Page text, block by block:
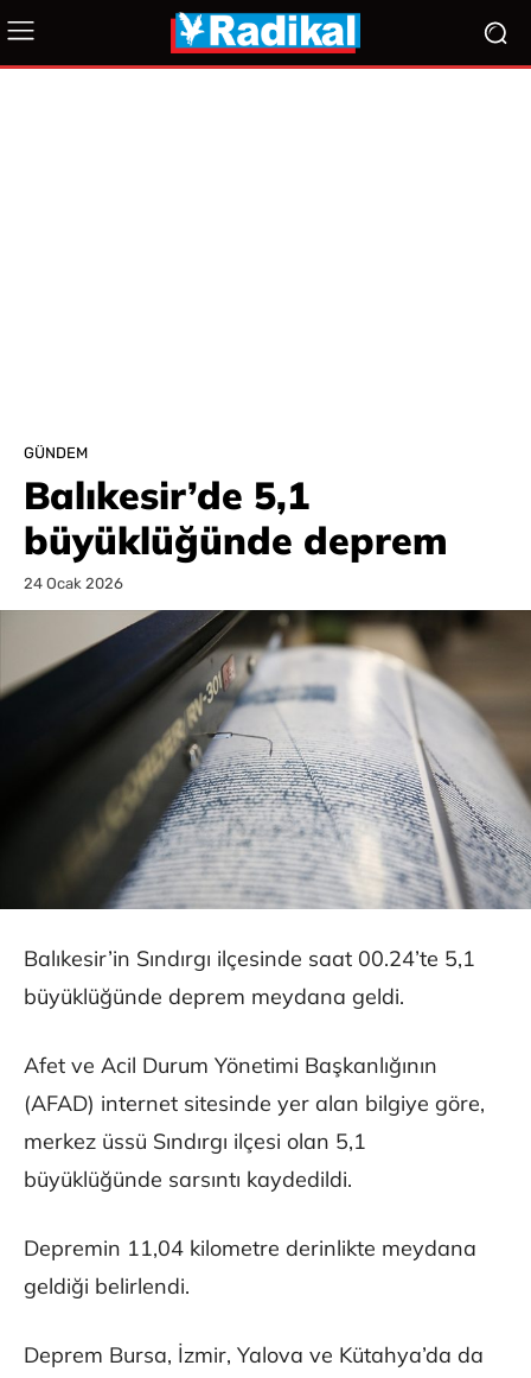
GÜNDEM
Balıkesir’de 5,1
büyüklüğünde deprem
24 Ocak 2026
Balıkesir’in Sındırgı ilçesinde saat 00.24’te 5,1
büyüklüğünde deprem meydana geldi.
Afet ve Acil Durum Yönetimi Başkanlığının
(AFAD) internet sitesinde yer alan bilgiye göre,
merkez üssü Sındırgı ilçesi olan 5,1
büyüklüğünde sarsıntı kaydedildi.
Depremin 11,04 kilometre derinlikte meydana
geldiği belirlendi.
Deprem Bursa, İzmir, Yalova ve Kütahya’da da